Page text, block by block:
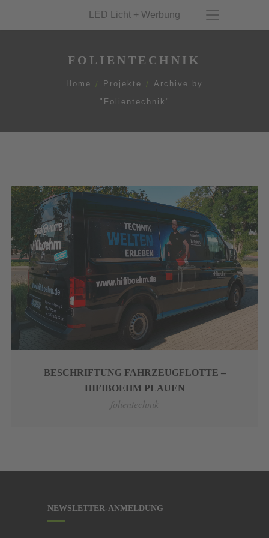
LED Licht + Werbung
FOLIENTECHNIK
Home Projekte
Archive by
"Folientechnik"
BESCHRIFTUNG FAHRZEUGFLOTTE –
HIFIBOEHM PLAUEN
folientechnik
NEWSLETTER-ANMELDUNG